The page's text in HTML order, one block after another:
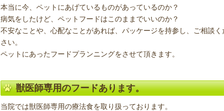
本当に今、ペットにあげているものがあっているのか？
病気をしたけど、ペットフードはこのままでいいのか？
不安なことや、心配なことがあれば、パッケージを持参し、ご相談く
さい。
ペットにあったフードプランニングをさせて頂きます。
獣医師専用のフードあります。
当院では獣医師専用の療法食を取り扱っております。